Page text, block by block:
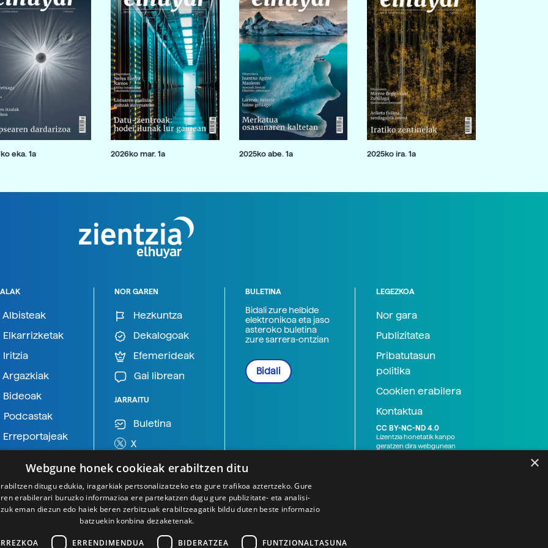
eka. 1a 2026ko mar. 1a 2025ko abe. 1a 2025ko ira. 1a
Albisteak
Elkarrizketak
Iritzia
Argazkiak
Bideoak
Podcastak
Erreportajeak
NOR GAREN
Hezkuntza
Dekalogoak
Efemerideak
Gai librean
JARRAITU
Buletina
X
BlueSky
Mastodon
Telegram
BULETINA
Bidali zure helbide
elektronikoa eta jaso
asteroko buletina
zure sarrera-ontzian
Bidali
LEGEZKOA
Nor gara
Publizitatea
Pribatutasun
politika
Cookien erabilera
Kontaktua
CC BY-NC-ND 4.0
Lizentzia honetatik kanpo
geratzen dira webgunean
×
Webgune honek cookieak erabiltzen ditu
ditugu edukia, iragarkiak pertsonalizatzeko eta gure trafikoa aztertzeko. Gure
erabilerari buruzko informazioa ere partekatzen dugu gure publizitate- eta analisi-
eman diezun edo haiek beren zerbitzuak erabiltzeagatik bildu duten beste informazio
batzuekin konbina dezaketenak.
ERRENDIMENDUA BIDERATZEA FUNTZIONALTASUNA